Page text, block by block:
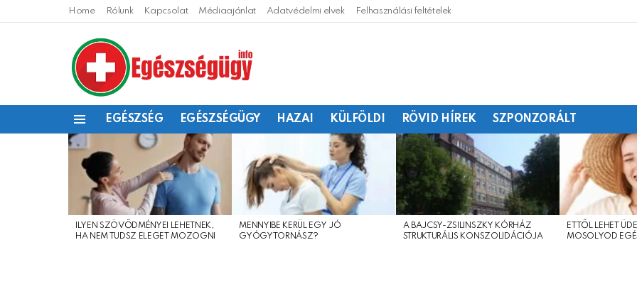
Home Rólunk Kapcsolat Médiaajánlat Adatvédelmi elvek Felhasználási feltételek
EGÉSZSÉG EGÉSZSÉGÜGY HAZAI KÜLFÖLDI RÖVID HÍREK SZPONZORÁLT
LEGFRISSEBB
CIKKEINK
ILYEN SZÖVŐDMÉNYEI LEHETNEK,
HA NEM TUDSZ ELEGET MOZOGNI
MENNYIBE KERÜL EGY JÓ
GYÓGYTORNÁSZ?
A BAJCSY-ZSILINSZKY KÓRHÁZ
STRUKTURÁLIS KONSZOLIDÁCIÓJA
ETTŐL LEHET
MOSOLYOD